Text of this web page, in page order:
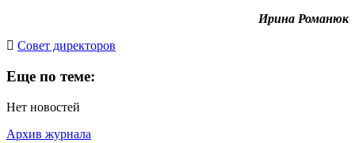
Ирина Романюк
Cовет директоров
Еще по теме:
Нет новостей
Архив журнала